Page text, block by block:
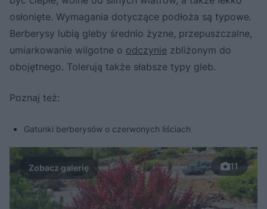
osłonięte. Wymagania dotyczące podłoża są typowe.
Berberysy lubią gleby średnio żyzne, przepuszczalne,
umiarkowanie wilgotne o odczynie zbliżonym do
obojętnego. Tolerują także słabsze typy gleb.
Poznaj też:
Gatunki berberysów o czerwonych liściach
11